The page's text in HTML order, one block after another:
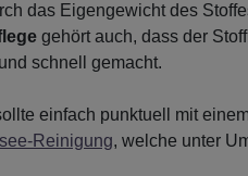
das Eigengewicht des
gehört auch, dass der
schnell gemacht.
einfach punktuell mit
Reinigung, welche unter